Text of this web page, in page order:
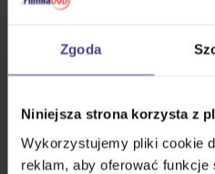
Zgoda
Niniejsza strona korzysta z
Wykorzystujemy pliki cookie
reklam, aby oferować funkcje
Duchoň